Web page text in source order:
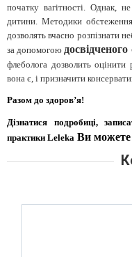
початку вагітності. Однак,
дитини. Методики
дозволять вчасно розпізнати
за допомогою
флеболога дозволить оцінити
вона є, і призначити
Разом до здоров’я!
Дізнатися подробиці,
практики Leleka Ви можете